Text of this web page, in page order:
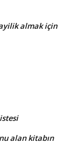
almak için
alan kitabın